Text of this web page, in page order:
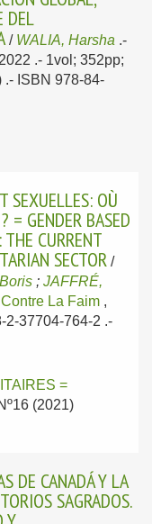
DEL
/ WALIA, Harsha .-
.- 1vol; 352pp;
.- ISBN 978-84-
SEXUELLES: OÙ
= GENDER BASED
CURRENT
SECTOR /
; JAFFRÉ,
La Faim ,
2-37704-764-2 .-
=
(2021)
DE CANADÁ Y LA
SAGRADOS.